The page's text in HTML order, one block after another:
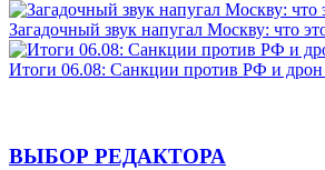
Загадочный звук напугал Москву: что
Итоги 06.08: Санкции против РФ и
ВЫБОР РЕДАКТОРА